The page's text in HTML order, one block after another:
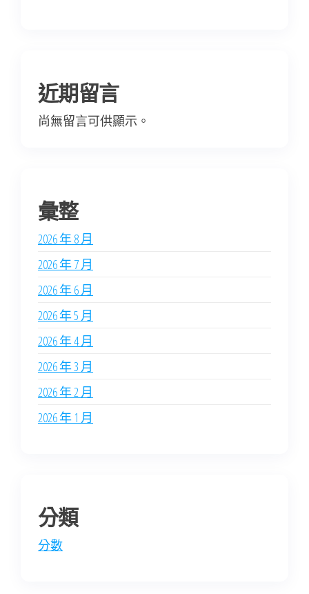
近期留言
尚無留言可供顯示。
彙整
2026 年 8 月
2026 年 7 月
2026 年 6 月
2026 年 5 月
2026 年 4 月
2026 年 3 月
2026 年 2 月
2026 年 1 月
分類
分數